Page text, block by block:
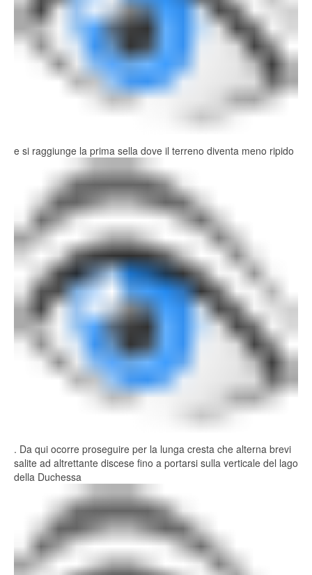
e si raggiunge la prima sella dove il terreno diventa meno ripido
. Da qui ocorre proseguire per la lunga cresta che alterna brevi
salite ad altrettante discese fino a portarsi sulla verticale del lago
della Duchessa